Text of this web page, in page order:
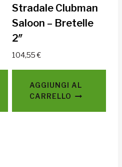
Stradale Clubman
Saloon – Bretelle
2″
104,55€
AGGIUNGI AL
CARRELLO